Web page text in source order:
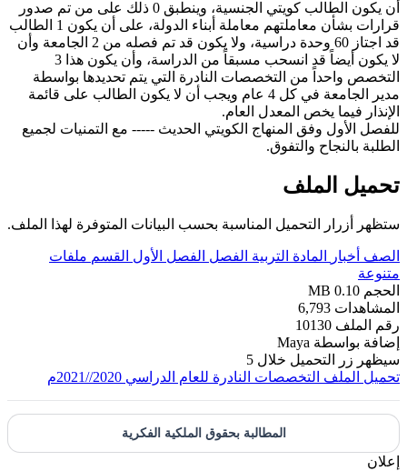
أن يكون الطالب كويتي الجنسية، وينطبق 0 ذلك على من تم صدور
قرارات بشأن معاملتهم معاملة أبناء الدولة، على أن يكون 1 الطالب
قد اجتاز 60 وحدة دراسية، ولا يكون قد تم فصله من 2 الجامعة وأن
لا يكون أيضاً قد انسحب مسبقاً من الدراسة، وأن يكون هذا 3
التخصص واحداً من التخصصات النادرة التي يتم تحديدها بواسطة
مدير الجامعة في كل 4 عام ويجب أن لا يكون الطالب على قائمة
الإنذار فيما يخص المعدل العام.
للفصل الأول وفق المنهاج الكويتي الحديث ----- مع التمنيات لجميع
الطلبة بالنجاح والتفوق.
تحميل الملف
ستظهر أزرار التحميل المناسبة بحسب البيانات المتوفرة لهذا الملف.
الصف أخبار المادة التربية الفصل الفصل الأول القسم ملفات
متنوعة
الحجم 0.10 MB
المشاهدات 6,793
رقم الملف 10130
إضافة بواسطة Maya
سيظهر زر التحميل خلال 5
تحميل الملف
التخصصات النادرة للعام الدراسي 2020//2021م
المطالبة بحقوق الملكية الفكرية
إعلان